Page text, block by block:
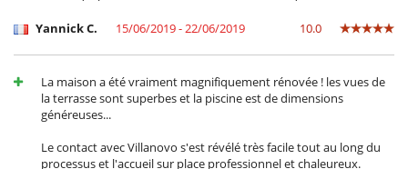
Yannick C. 15/06/2019 - 22/06/2019 10.0
La maison a été vraiment magnifiquement rénovée ! les vues de
la terrasse sont superbes et la piscine est de dimensions
généreuses...
Le contact avec Villanovo s'est révélé très facile tout au long du
processus et l'accueil sur place professionnel et chaleureux.